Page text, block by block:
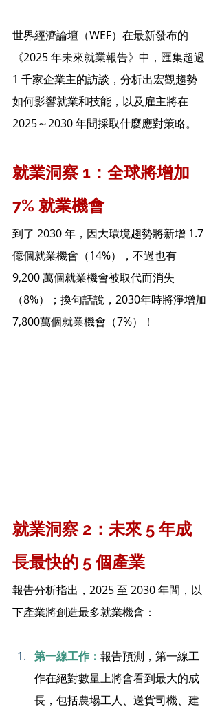
世界經濟論壇（WEF）在最新發布的
《2025 年未來就業報告》中，匯集超過
1 千家企業主的訪談，分析出宏觀趨勢
如何影響就業和技能，以及雇主將在
2025～2030 年間採取什麼應對策略。
就業洞察 1：全球將增加
7% 就業機會
到了 2030 年，因大環境趨勢將新增 1.7
億個就業機會（14%），不過也有
9,200 萬個就業機會被取代而消失
（8%）；換句話說，2030年時將淨增加
7,800萬個就業機會（7%）！
就業洞察 2：未來 5 年成
長最快的 5 個產業
報告分析指出，2025 至 2030 年間，以
下產業將創造最多就業機會：
第一線工作： 報告預測，第一線工
作在絕對數量上將會看到最大的成
長，包括農場工人、送貨司機、建